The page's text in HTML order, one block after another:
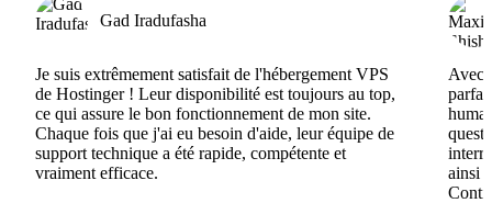
Gad Iradufasha
Je suis extrêmement satisfait de l'hébergement VPS
de Hostinger ! Leur disponibilité est toujours au top,
ce qui assure le bon fonctionnement de mon site.
Chaque fois que j'ai eu besoin d'aide, leur équipe de
support technique a été rapide, compétente et
vraiment efficace.
Avec
ainsi